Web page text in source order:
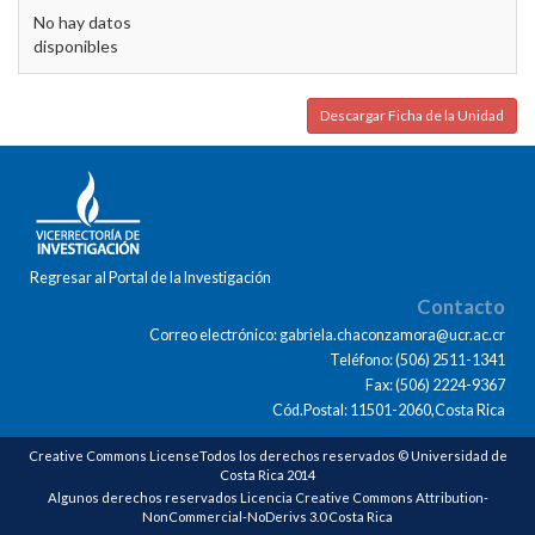
No hay datos
disponibles
Descargar Ficha de la Unidad
Regresar al Portal de la Investigación
Contacto
Correo electrónico: gabriela.chaconzamora@ucr.ac.cr
Teléfono: (506) 2511-1341
Fax: (506) 2224-9367
Cód.Postal: 11501-2060,Costa Rica
Creative Commons LicenseTodos los derechos reservados © Universidad de
Costa Rica 2014
Algunos derechos reservados Licencia Creative Commons Attribution-
NonCommercial-NoDerivs 3.0 Costa Rica